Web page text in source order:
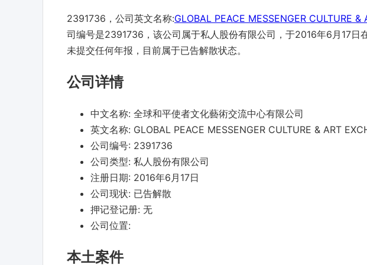
2391736，公司英文名称:GLOBAL PEACE MESSENGER CULTURE
司编号是2391736，该公司属于私人股份有限公司，于2016年6月17日
未提交任何年报，目前属于已告解散状态。
公司详情
中文名称: 全球和平使者文化藝術交流中心有限公司
英文名称: GLOBAL PEACE MESSENGER CULTURE & ART
公司编号: 2391736
公司类型: 私人股份有限公司
注册日期: 2016年6月17日
公司现状: 已告解散
押记登记册: 无
公司位置:
本土案件